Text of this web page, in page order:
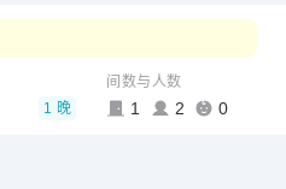
1 晚
间数与人数
1 2 0